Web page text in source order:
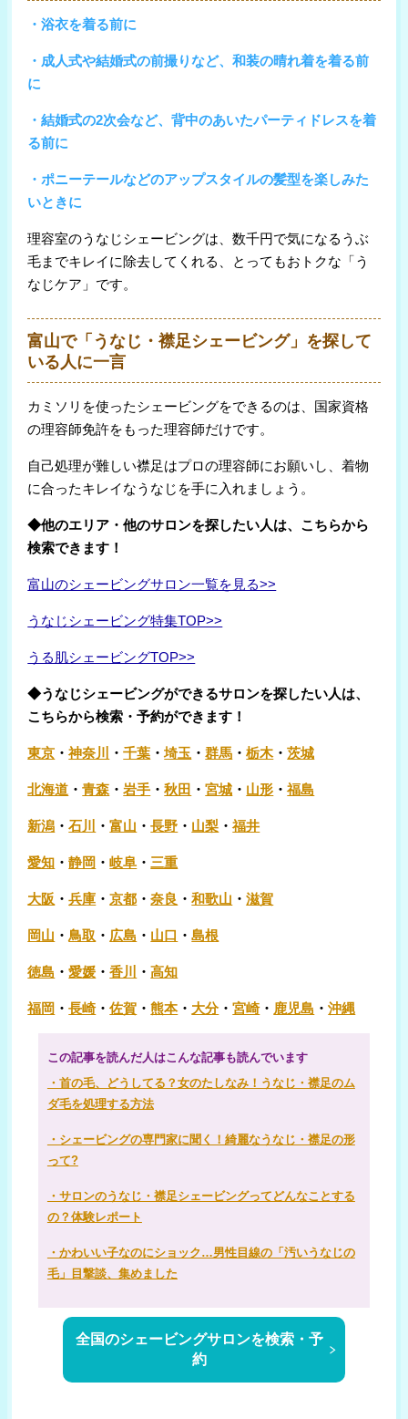
・浴衣を着る前に
・成人式や結婚式の前撮りなど、和装の晴れ着を着る前
に
・結婚式の2次会など、背中のあいたパーティドレスを着
る前に
・ポニーテールなどのアップスタイルの髪型を楽しみた
いときに
理容室のうなじシェービングは、数千円で気になるうぶ
毛までキレイに除去してくれる、とってもおトクな「う
なじケア」です。
富山で「うなじ・襟足シェービング」を探して
いる人に一言
カミソリを使ったシェービングをできるのは、国家資格
の理容師免許をもった理容師だけです。
自己処理が難しい襟足はプロの理容師にお願いし、着物
に合ったキレイなうなじを手に入れましょう。
◆他のエリア・他のサロンを探したい人は、こちらから
検索できます！
富山のシェービングサロン一覧を見る>>
うなじシェービング特集TOP>>
うる肌シェービングTOP>>
◆うなじシェービングができるサロンを探したい人は、
こちらから検索・予約ができます！
東京 ・神奈川 ・千葉 ・埼玉 ・群馬 ・栃木・茨城
北海道 ・青森 ・岩手 ・秋田 ・宮城 ・ 山形 ・福島
新潟 ・石川 ・富山 ・長野 ・ 山梨 ・福井
愛知 ・静岡 ・岐阜 ・ 三重
大阪 ・兵庫 ・京都 ・奈良 ・和歌山 ・滋賀
岡山 ・鳥取 ・ 広島 ・ 山口 ・島根
徳島 ・愛媛 ・香川 ・高知
福岡 ・長崎・佐賀 ・熊本・ 大分・宮崎・ 鹿児島 ・沖縄
この記事を読んだ人はこんな記事も読んでいます
・首の毛、どうしてる？女のたしなみ！うなじ・襟足のム
ダ毛を処理する方法
・シェービングの専門家に聞く！綺麗なうなじ・襟足の形
って?
・サロンのうなじ・襟足シェービングってどんなことする
の？体験レポート
・かわいい子なのにショック…男性目線の「汚いうなじの
毛」目撃談、集めました
全国のシェービングサロンを検索・予
約